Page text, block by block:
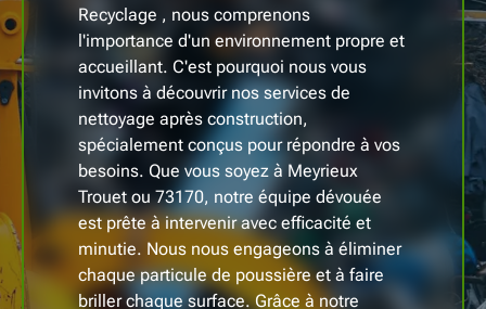
Recyclage , nous comprenons
l'importance d'un environnement propre et
accueillant. C'est pourquoi nous vous
invitons à découvrir nos services de
nettoyage après construction,
spécialement conçus pour répondre à vos
besoins. Que vous soyez à Meyrieux
Trouet ou 73170, notre équipe dévouée
est prête à intervenir avec efficacité et
minutie. Nous nous engageons à éliminer
chaque particule de poussière et à faire
briller chaque surface. Grâce à notre